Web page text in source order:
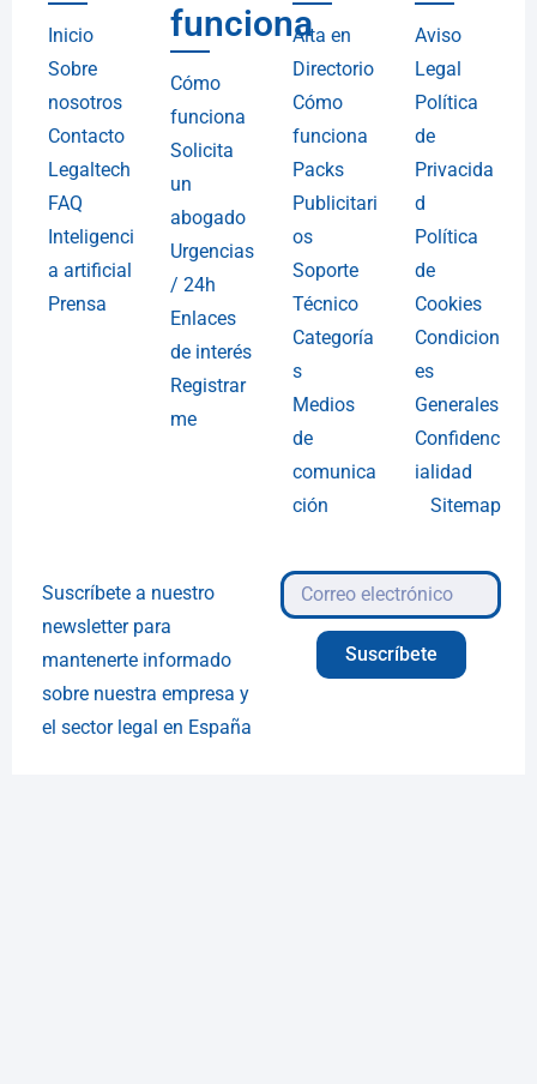
Inicio
Sobre
nosotros
Contacto
Legaltech
FAQ
Inteligenci
a artificial
Prensa
funciona
Cómo
funciona
Solicita
un
abogado
Urgencias
/ 24h
Enlaces
de interés
Registrar
me
Alta en
Directorio
Cómo
funciona
Packs
Publicitari
os
Soporte
Técnico
Categoría
s
Medios
de
comunica
ción
Aviso
Legal
Política
de
Privacida
d
Política
de
Cookies
Condicion
es
Generales
Confidenc
ialidad
Sitemap
Suscríbete a nuestro
newsletter para
mantenerte informado
sobre nuestra empresa y
el sector legal en España
Suscríbete